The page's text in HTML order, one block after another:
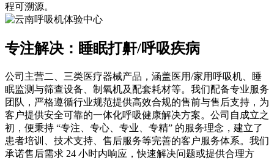
程可溯源。
专注解决：睡眠打鼾/呼吸疾病
公司主营二、三类医疗器械产品，涵盖医用/家用呼吸机、睡
眠监测与筛查设备、制氧机及配套耗材等。我们配备专业服务
团队，严格遵循行业规范提供高效合规的售前与售后支持，为
客户提供安全可靠的一体化呼吸健康解决方案。公司自成立之
初，便秉持 “专注、专心、专业、专精” 的服务理念，建立了
患者培训、技术支持、售后服务等完善的客户服务体系。我们
承诺售后需求 24 小时内响应，快速解决问题或提供合理方